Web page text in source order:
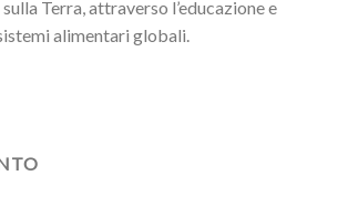
Terra, attraverso l’educazione e
alimentari globali.